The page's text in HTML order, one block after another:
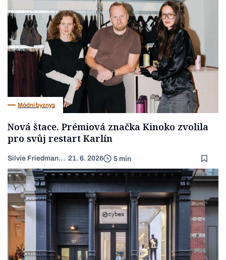
Módní byznys
Nová štace. Prémiová značka Kinoko zvolila
pro svůj restart Karlín
Silvie Friedmannová 21. 6. 2026 5 min